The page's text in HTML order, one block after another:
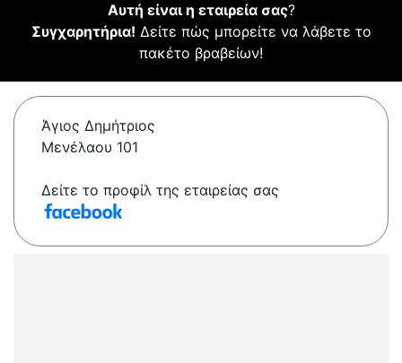
Αυτή είναι η εταιρεία σας?
Συγχαρητήρια! Δείτε πώς μπορείτε να λάβετε το
πακέτο βραβείων!
Άγιος Δημήτριος
Μενέλαου 101
Δείτε το προφίλ της εταιρείας σας